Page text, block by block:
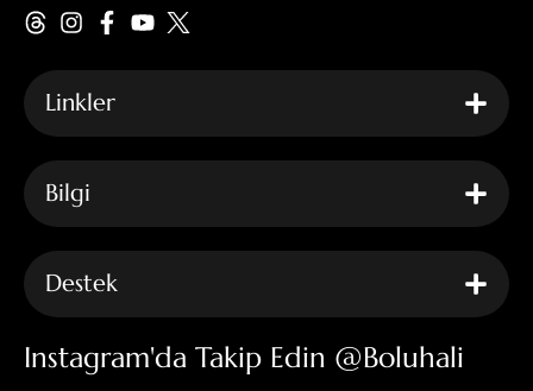
Linkler
Bilgi
Destek
Instagram'da Takip Edin @boluhali